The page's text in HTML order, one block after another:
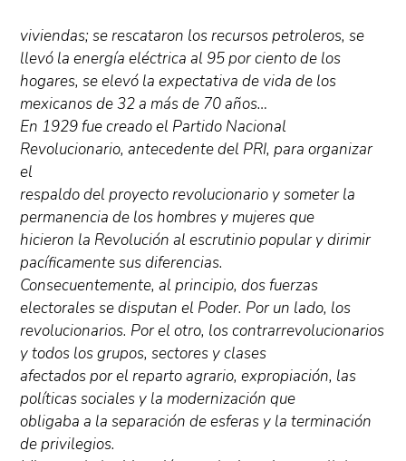
viviendas; se rescataron los recursos petroleros, se
llevó la energía eléctrica al 95 por ciento de los
hogares, se elevó la expectativa de vida de los
mexicanos de 32 a más de 70 años…
En 1929 fue creado el Partido Nacional
Revolucionario, antecedente del PRI, para organizar
el
respaldo del proyecto revolucionario y someter la
permanencia de los hombres y mujeres que
hicieron la Revolución al escrutinio popular y dirimir
pacíficamente sus diferencias.
Consecuentemente, al principio, dos fuerzas
electorales se disputan el Poder. Por un lado, los
revolucionarios. Por el otro, los contrarrevolucionarios
y todos los grupos, sectores y clases
afectados por el reparto agrario, expropiación, las
políticas sociales y la modernización que
obligaba a la separación de esferas y la terminación
de privilegios.